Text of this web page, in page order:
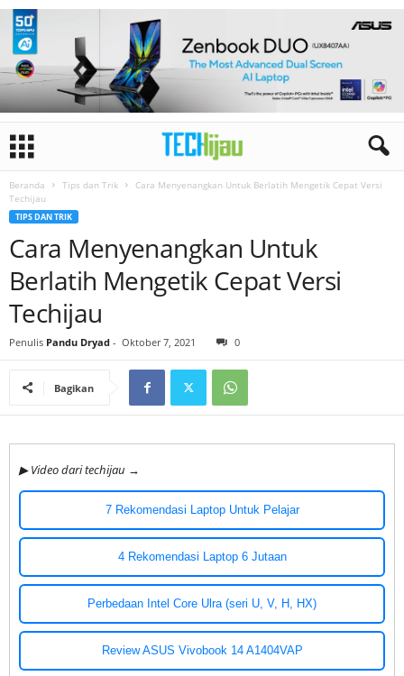
Beranda Tips dan Trik
Cara Menyenangkan Untuk Berlatih Mengetik Cepat Versi
Techijau
TIPS DAN TRIK
Cara Menyenangkan Untuk
Berlatih Mengetik Cepat Versi
Techijau
Penulis Pandu Dryad - Oktober 7, 2021 0
Bagikan
▶ Video dari techijau →
7 Rekomendasi Laptop Untuk Pelajar
4 Rekomendasi Laptop 6 Jutaan
Perbedaan Intel Core Ulra (seri U, V, H, HX)
Review ASUS Vivobook 14 A1404VAP